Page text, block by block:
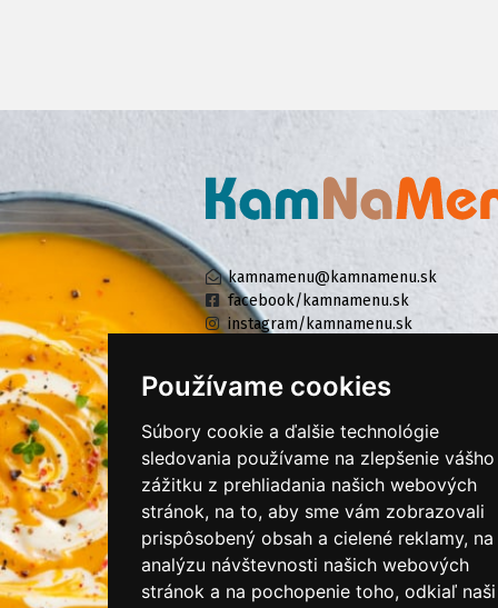
Používame cookies
Súbory cookie a ďalšie technológie
sledovania používame na zlepšenie vášho
zážitku z prehliadania našich webových
stránok, na to, aby sme vám zobrazovali
prispôsobený obsah a cielené reklamy, na
analýzu návštevnosti našich webových
stránok a na pochopenie toho, odkiaľ naši
kamnamenu@kamnamenu.sk
facebook/kamnamenu.sk
instagram/kamnamenu.sk
PRIHLÁSIŤ SA DO ZÁKAZNÍCKEJ ZÓNY
Všeobecné obchodné podmienky
Ochrana osobných údajov